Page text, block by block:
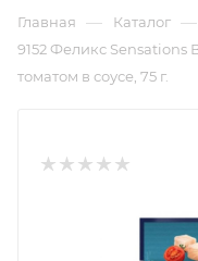
Главная — Каталог —
9152 Феликс
томатом в соусе, 75 г.